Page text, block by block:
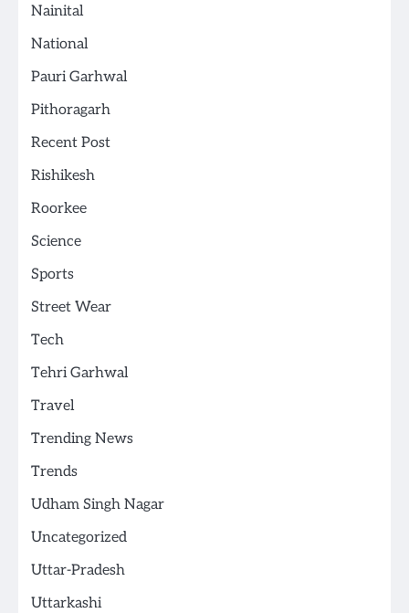
Nainital
National
Pauri Garhwal
Pithoragarh
Recent Post
Rishikesh
Roorkee
Science
Sports
Street Wear
Tech
Tehri Garhwal
Travel
Trending News
Trends
Udham Singh Nagar
Uncategorized
Uttar-Pradesh
Uttarkashi